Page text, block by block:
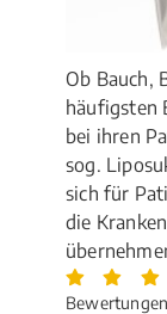
Ob Bauch,
häufigsten
bei ihren
sog.
sich für
die